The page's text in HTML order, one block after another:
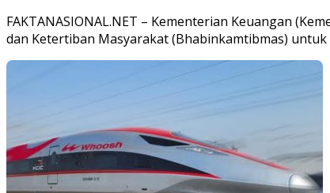
FAKTANASIONAL.NET – Kementerian Keuangan
dan Ketertiban Masyarakat (Bhabinkamtibmas)